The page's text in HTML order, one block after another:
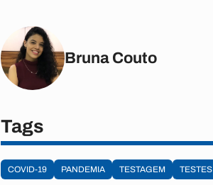
Bruna Couto
Tags
COVID-19 PANDEMIA TESTAGEM TESTES